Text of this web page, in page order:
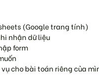
(Google trang tính)
nhận dữ liệu
form
cho bài toán riêng của